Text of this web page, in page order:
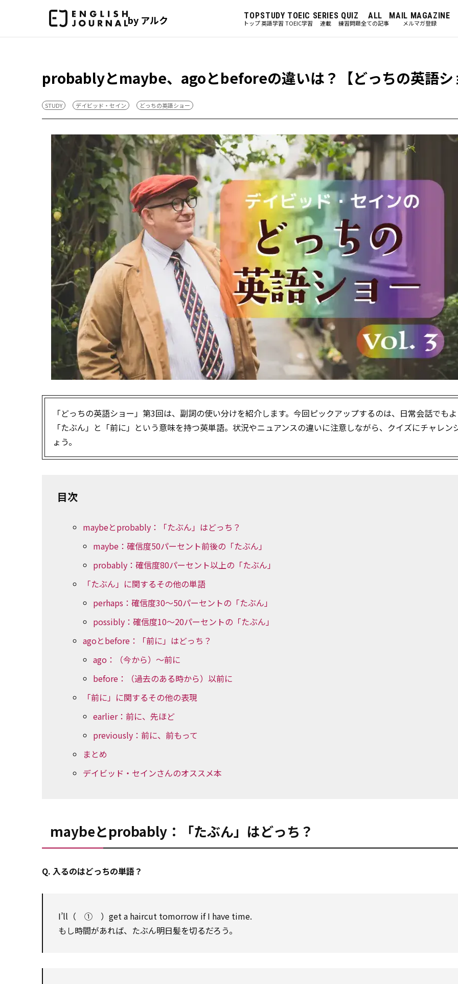
by アルク TOP
トップ
STUDY
英語学習
TOEIC
TOEIC学習
SERIES
連載
QUIZ
練習問題
ALL
全ての記事
MAIL MAGAZINE
メルマガ登録
probablyとmaybe、agoとbeforeの違いは？【どっちの英語シ
STUDY デイビッド・セイン どっちの英語ショー
「どっちの英語ショー」第3回は、副詞の使い分けを紹介します。今回ピックアップするのは、日常会話でも
「たぶん」と「前に」という意味を持つ英単語。状況やニュアンスの違いに注意しながら、クイズにチャレン
ょう。
目次
maybeとprobably：「たぶん」はどっち？
maybe：確信度50パーセント前後の「たぶん」
probably：確信度80パーセント以上の「たぶん」
「たぶん」に関するその他の単語
perhaps：確信度30～50パーセントの「たぶん」
possibly：確信度10～20パーセントの「たぶん」
agoとbefore：「前に」はどっち？
ago：（今から）～前に
before：（過去のある時から）以前に
「前に」に関するその他の表現
earlier：前に、先ほど
previously：前に、前もって
まとめ
デイビッド・セインさんのオススメ本
maybeとprobably：「たぶん」はどっち？
Q. 入るのはどっちの単語？
I’ll（ ① ）get a haircut tomorrow if I have time.
もし時間があれば、たぶん明日髪を切るだろう。